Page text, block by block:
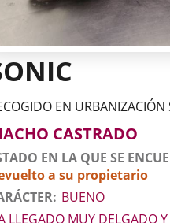
EN URBANIZACIÓN
CASTRADO
EN LA QUE SE
a su propietario
BUENO
LLEGADO MUY DELGADO Y